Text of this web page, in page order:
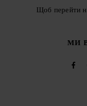
Щоб перейти
МИ